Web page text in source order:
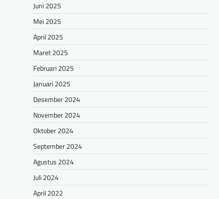
Juni 2025
Mei 2025
April 2025
Maret 2025
Februari 2025
Januari 2025
Desember 2024
November 2024
Oktober 2024
September 2024
Agustus 2024
Juli 2024
April 2022